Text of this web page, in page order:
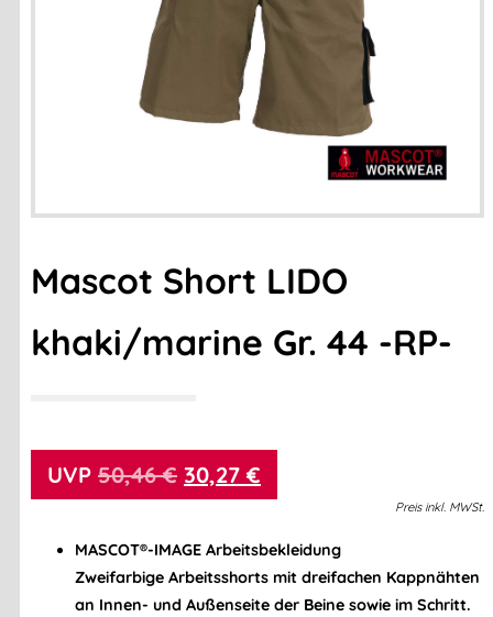
Mascot Short LIDO
khaki/marine Gr. 44 -RP-
50,46€ 30,27 €
Preis inkl. MWSt.
MASCOT®-IMAGE Arbeitsbekleidung
Zweifarbige Arbeitsshorts mit dreifachen Kappnähten
an Innen- und Außenseite der Beine sowie im Schritt.